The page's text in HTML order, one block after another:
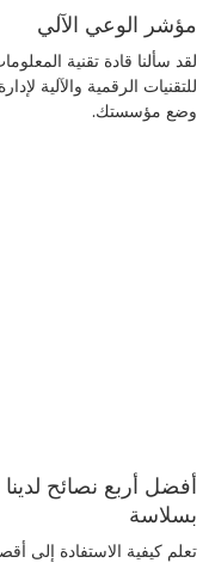
مؤشر الوعي الآلي
لقد سألنا قادة تقنية
للتقنيات الرقمية والآلية
وضع مؤسستك.
أفضل أربع نصائح
بسلاسة
تعلم كيفية الاستفادة إلى